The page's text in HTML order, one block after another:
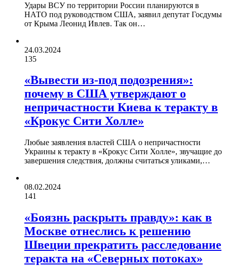
Удары ВСУ по территории России планируются в
НАТО под руководством США, заявил депутат Госдумы
от Крыма Леонид Ивлев. Так он…
24.03.2024
135
«Вывести из-под подозрения»:
почему в США утверждают о
непричастности Киева к теракту в
«Крокус Сити Холле»
Любые заявления властей США о непричастности
Украины к теракту в «Крокус Сити Холле», звучащие до
завершения следствия, должны считаться уликами,…
08.02.2024
141
«Боязнь раскрыть правду»: как в
Москве отнеслись к решению
Швеции прекратить расследование
теракта на «Северных потоках»